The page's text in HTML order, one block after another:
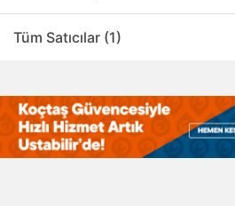
Tüm Satıcılar (1)